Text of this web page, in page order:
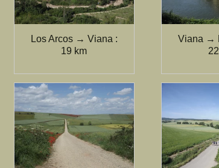
Los Arcos → Viana :
19 km
Viana →